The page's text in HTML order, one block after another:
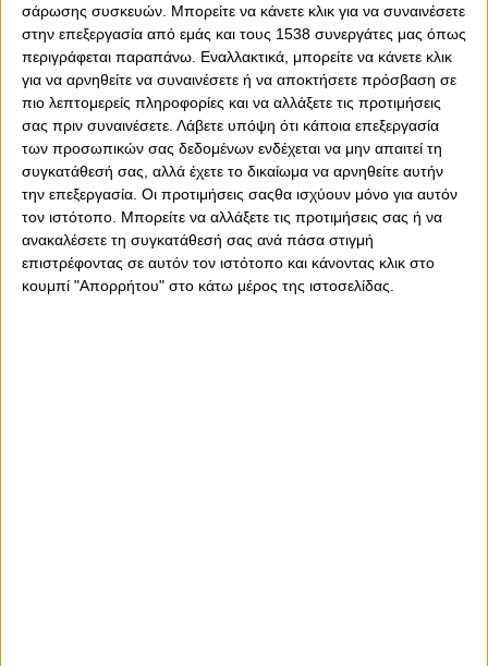
σάρωσης συσκευών. Μπορείτε να κάνετε κλικ για να συναινέσετε
στην επεξεργασία από εμάς και τους 1538 συνεργάτες μας όπως
περιγράφεται παραπάνω. Εναλλακτικά, μπορείτε να κάνετε κλικ
για να αρνηθείτε να συναινέσετε ή να αποκτήσετε πρόσβαση σε
πιο λεπτομερείς πληροφορίες και να αλλάξετε τις προτιμήσεις
σας πριν συναινέσετε. Λάβετε υπόψη ότι κάποια επεξεργασία
των προσωπικών σας δεδομένων ενδέχεται να μην απαιτεί τη
συγκατάθεσή σας, αλλά έχετε το δικαίωμα να αρνηθείτε αυτήν
την επεξεργασία. Οι προτιμήσεις σαςθα ισχύουν μόνο για αυτόν
τον ιστότοπο. Μπορείτε να αλλάξετε τις προτιμήσεις σας ή να
ανακαλέσετε τη συγκατάθεσή σας ανά πάσα στιγμή
επιστρέφοντας σε αυτόν τον ιστότοπο και κάνοντας κλικ στο
κουμπί "Απορρήτου" στο κάτω μέρος της ιστοσελίδας.
Παρασκευή, 9 Ιανουαρίου 2026 - 15:22